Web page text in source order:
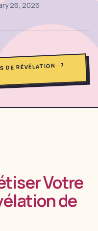
Connexion
26, 2026
DE RÉVÉLATION · 7
Votre
de